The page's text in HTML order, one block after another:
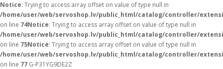
Notice: Trying to access array offset on value of type null in
/home/user/web/servoshop.lv/public_html/catalog/controller/
on line 74Notice: Trying to access array offset on value of type null in
/home/user/web/servoshop.lv/public_html/catalog/controller/
on line 75Notice: Trying to access array offset on value of type null in
/home/user/web/servoshop.lv/public_html/catalog/controller/
on line 77 G-P31YG9DE2Z